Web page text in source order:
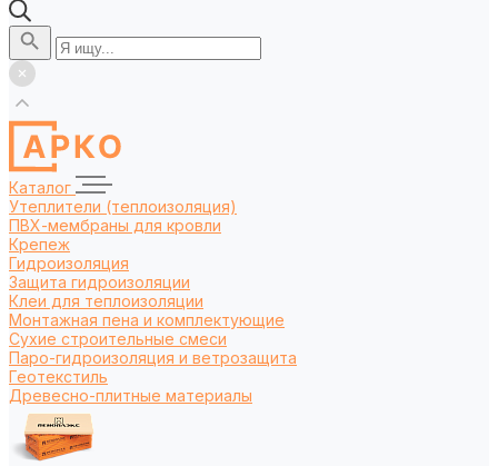
Каталог
Утеплители (теплоизоляция)
ПВХ-мембраны для кровли
Крепеж
Гидроизоляция
Защита гидроизоляции
Клеи для теплоизоляции
Монтажная пена и комплектующие
Сухие строительные смеси
Паро-гидроизоляция и ветрозащита
Геотекстиль
Древесно-плитные материалы